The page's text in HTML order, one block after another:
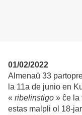
01/02/2022
Almenaŭ 33
la 11a de junio en
« ribelinstigo » ĉe la
estas malpli ol 18-